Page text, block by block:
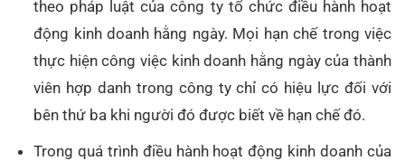
theo pháp luật của công ty tổ chức điều hành hoạt
động kinh doanh hằng ngày. Mọi hạn chế trong việc
thực hiện công việc kinh doanh hằng ngày của thành
viên hợp danh trong công ty chỉ có hiệu lực đối với
bên thứ ba khi người đó được biết về hạn chế đó.
Trong quá trình điều hành hoạt động kinh doanh của